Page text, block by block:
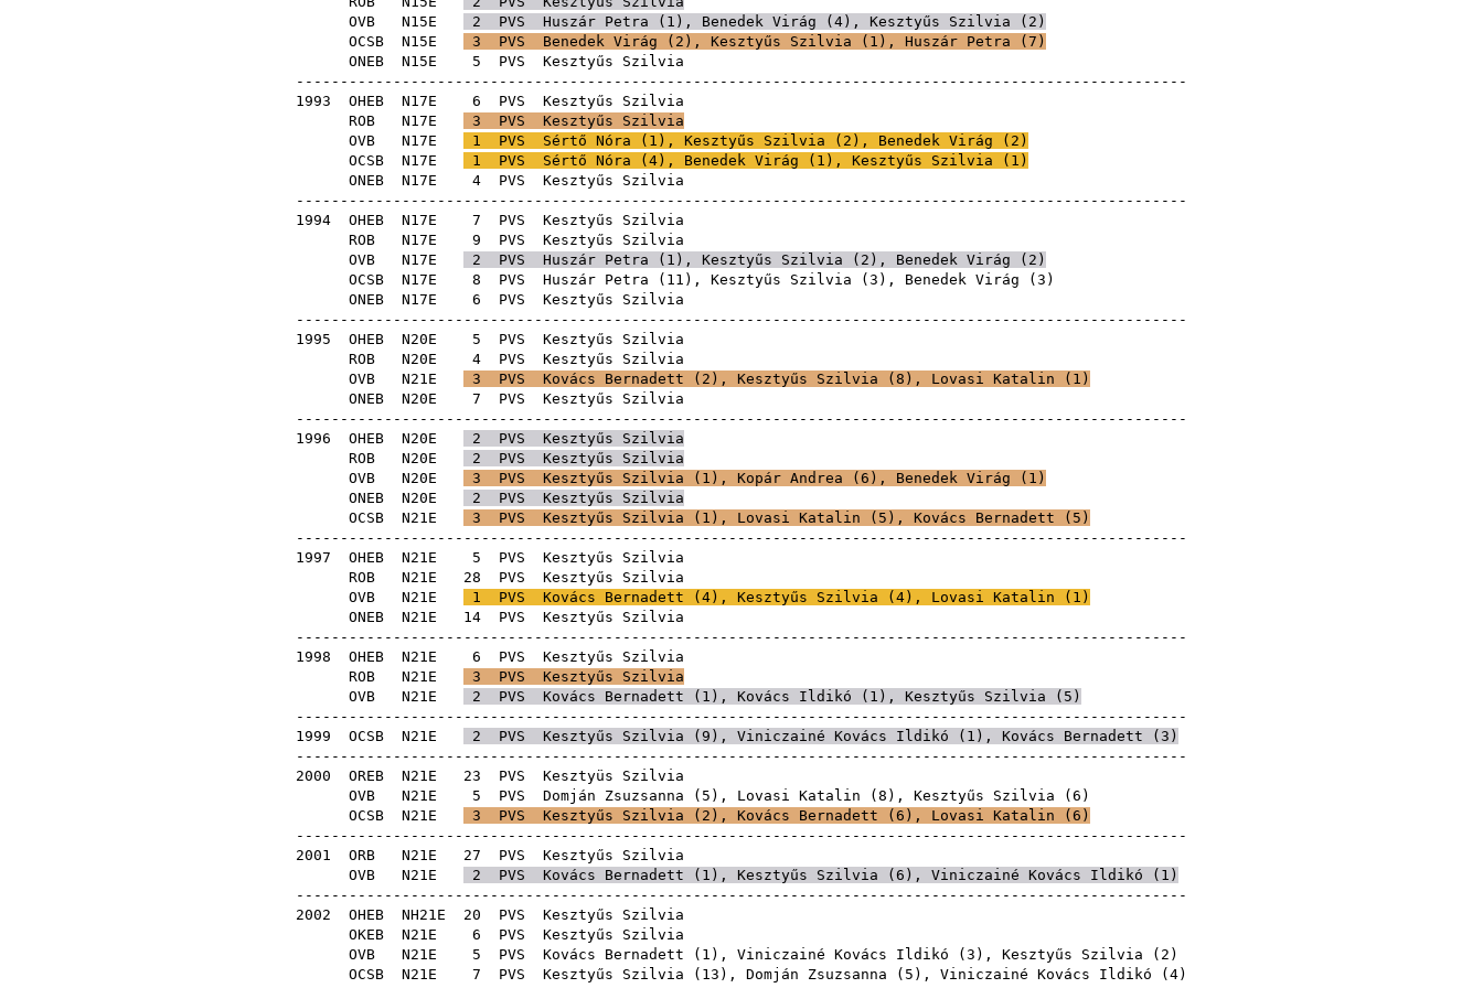
OVB N15E 2 PVS Huszár Petra ( 1 ), Benedek Virág ( 4 ), Kesztyűs Szilvia ( 2 )
OCSB N15E 3 PVS Benedek Virág ( 2 ), Kesztyűs Szilvia ( 1 ), Huszár Petra ( 7 )
ONEB N15E 5 PVS Kesztyűs Szilvia
-----------------------------------------------------------------------------------------------------
1993 OHEB N17E 6 PVS Kesztyűs Szilvia
ROB N17E 3 PVS Kesztyűs Szilvia
OVB N17E 1 PVS Sértő Nóra ( 1 ), Kesztyűs Szilvia ( 2 ), Benedek Virág ( 2 )
OCSB N17E 1 PVS Sértő Nóra ( 4), Benedek Virág ( 1 ), Kesztyűs Szilvia ( 1 )
ONEB N17E 4 PVS Kesztyűs Szilvia
-----------------------------------------------------------------------------------------------------
1994 OHEB N17E 7 PVS Kesztyűs Szilvia
ROB N17E 9 PVS Kesztyűs Szilvia
OVB N17E 2 PVS Huszár Petra ( 1 ), Kesztyűs Szilvia ( 2 ), Benedek Virág ( 2 )
OCSB N17E 8 PVS Huszár Petra ( 11 ), Kesztyűs Szilvia ( 3 ), Benedek Virág ( 3 )
ONEB N17E 6 PVS Kesztyűs Szilvia
-----------------------------------------------------------------------------------------------------
1995 OHEB N20E 5 PVS Kesztyűs Szilvia
ROB N20E 4 PVS Kesztyűs Szilvia
OVB N21E 3 PVS Kovács Bernadett ( 2 ), Kesztyűs Szilvia ( 8 ), Lovasi Katalin ( 1 )
ONEB N20E 7 PVS Kesztyűs Szilvia
-----------------------------------------------------------------------------------------------------
1996 OHEB N20E 2 PVS Kesztyűs Szilvia
ROB N20E 2 PVS Kesztyűs Szilvia
OVB N20E 3 PVS Kesztyűs Szilvia ( 1 ), Kopár Andrea ( 6 ), Benedek Virág ( 1 )
ONEB N20E 2 PVS Kesztyűs Szilvia
OCSB N21E 3 PVS Kesztyűs Szilvia ( 1 ), Lovasi Katalin ( 5 ), Kovács Bernadett ( 5 )
-----------------------------------------------------------------------------------------------------
1997 OHEB N21E 5 PVS Kesztyűs Szilvia
ROB N21E 28 PVS Kesztyűs Szilvia
OVB N21E 1 PVS Kovács Bernadett ( 4), Kesztyűs Szilvia ( 4), Lovasi Katalin ( 1 )
ONEB N21E 14 PVS Kesztyűs Szilvia
-----------------------------------------------------------------------------------------------------
1998 OHEB N21E 6 PVS Kesztyűs Szilvia
ROB N21E 3 PVS Kesztyűs Szilvia
OVB N21E 2 PVS Kovács Bernadett ( 1 ), Kovács Ildikó ( 1 ), Kesztyűs Szilvia ( 5 )
-----------------------------------------------------------------------------------------------------
1999 OCSB N21E 2 PVS Kesztyűs Szilvia ( 9 ), Viniczainé Kovács Ildikó ( 1 ), Kovács Bernadett ( 3 )
-----------------------------------------------------------------------------------------------------
2000 OREB N21E 23 PVS Kesztyüs Szilvia
OVB N21E 5 PVS Domján Zsuzsanna ( 5 ), Lovasi Katalin ( 8 ), Kesztyűs Szilvia ( 6 )
OCSB N21E 3 PVS Kesztyűs Szilvia ( 2 ), Kovács Bernadett ( 6 ), Lovasi Katalin ( 6 )
-----------------------------------------------------------------------------------------------------
2001 ORB N21E 27 PVS Kesztyűs Szilvia
OVB N21E 2 PVS Kovács Bernadett ( 1 ), Kesztyűs Szilvia ( 6 ), Viniczainé Kovács Ildikó ( 1 )
-----------------------------------------------------------------------------------------------------
2002 OHEB NH21E 20 PVS Kesztyűs Szilvia
OKEB N21E 6 PVS Kesztyűs Szilvia
OVB N21E 5 PVS Kovács Bernadett ( 1 ), Viniczainé Kovács Ildikó ( 3 ), Kesztyűs Szilvia ( 2 )
OCSB N21E 7 PVS Kesztyűs Szilvia ( 13 ), Domján Zsuzsanna ( 5 ), Viniczainé Kovács Ildikó ( 4)